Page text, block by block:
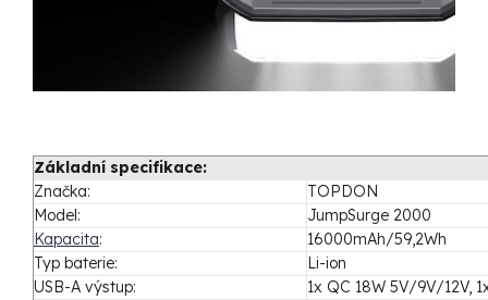
Základní specifikace:
Značka:
TOPDON
Model:
JumpSurge 2000
Kapacita:
16000mAh/59,2Wh
Typ baterie:
Li-ion
USB-A výstup:
1x QC 18W 5V/9V/12V,